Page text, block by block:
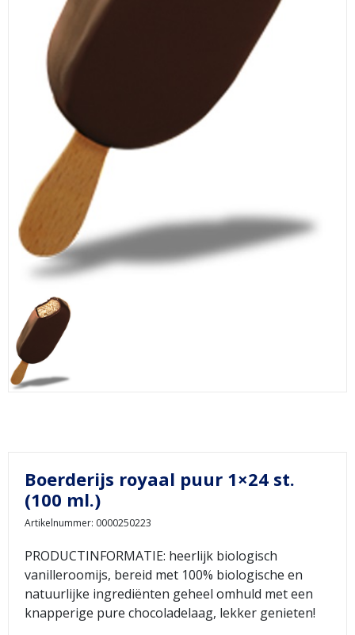
Boerderijs royaal puur 1×24 st.
(100 ml.)
Artikelnummer: 0000250223
PRODUCTINFORMATIE: heerlijk biologisch
vanilleroomijs, bereid met 100% biologische en
natuurlijke ingrediënten geheel omhuld met een
knapperige pure chocoladelaag, lekker genieten!